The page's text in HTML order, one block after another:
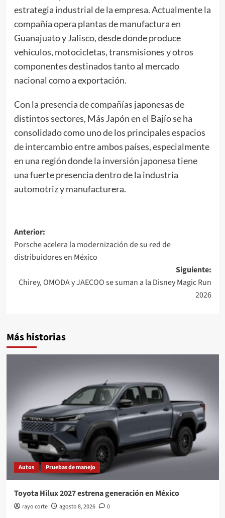
estrategia industrial de la empresa. Actualmente la
compañía opera plantas de manufactura en
Guanajuato y Jalisco, desde donde produce
vehículos, motocicletas, transmisiones y otros
componentes destinados tanto al mercado
nacional como a exportación.
Con la presencia de compañías japonesas de
distintos sectores, Más Japón en el Bajío se ha
consolidado como uno de los principales espacios
de intercambio entre ambos países, especialmente
en una región donde la inversión japonesa tiene
una fuerte presencia dentro de la industria
automotriz y manufacturera.
Navegación
de
entradas
Anterior:
Porsche acelera la modernización de su red de
distribuidores en México
Siguiente:
Chirey, OMODA y JAECOO se suman a la Disney Magic Run
2026
Más historias
Autos Pruebas de manejo
Toyota Hilux 2027 estrena generación en México
rayo corte agosto 8, 2026 0